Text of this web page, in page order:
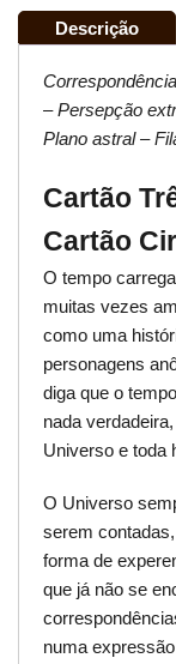
Descrição
– Persepção
Plano astral –
Cartão
Cartão
O tempo
muitas vezes
como uma
personagens
diga que o
nada
Universo e toda
O Universo
serem
forma de
que já não se
numa